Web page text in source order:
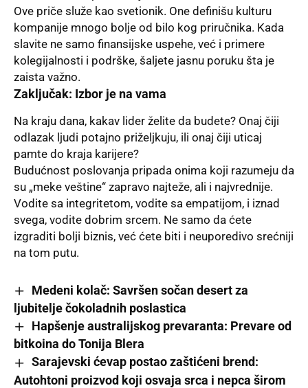
Ove priče služe kao svetionik. One definišu kulturu
kompanije mnogo bolje od bilo kog priručnika. Kada
slavite ne samo finansijske uspehe, već i primere
kolegijalnosti i podrške, šaljete jasnu poruku šta je
zaista važno.
Zaključak: Izbor je na vama
Na kraju dana, kakav lider želite da budete? Onaj čiji
odlazak ljudi potajno priželjkuju, ili onaj čiji uticaj
pamte do kraja karijere?
Budućnost poslovanja pripada onima koji razumeju da
su „meke veštine“ zapravo najteže, ali i najvrednije.
Vodite sa integritetom, vodite sa empatijom, i iznad
svega, vodite dobrim srcem. Ne samo da ćete
izgraditi bolji biznis, već ćete biti i neuporedivo srećniji
na tom putu.
Medeni kolač: Savršen sočan desert za
ljubitelje čokoladnih poslastica
Hapšenje australijskog prevaranta: Prevare od
bitkoina do Tonija Blera
Sarajevski ćevap postao zaštićeni brend:
Autohtoni proizvod koji osvaja srca i nepca širom